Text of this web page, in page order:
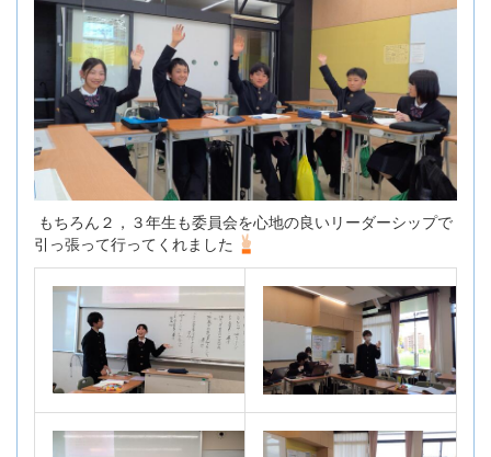
もちろん２，３年生も委員会を心地の良いリーダーシップで
引っ張って行ってくれました